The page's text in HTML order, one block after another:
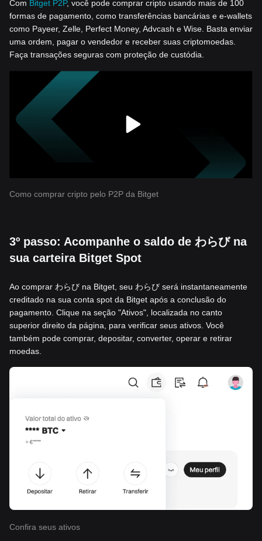
Com Bitget P2P, você pode comprar cripto usando mais de 100
formas de pagamento, como transferências bancárias e e-wallets
como Payeer, Zelle, Perfect Money, Advcash e Wise. Basta enviar
uma ordem, pagar o vendedor e receber suas criptomoedas.
Faça transações seguras com proteção de custódia.
Como comprar cripto pelo P2P da Bitget
3º passo: Acompanhe o saldo de わらび na
sua carteira Bitget Spot
Ao comprar わらび na Bitget, seu わらび será instantaneamente
creditado na sua conta spot da Bitget após a conclusão do
pagamento. Clique na seção "Ativos", localizada no canto
superior direito da página, para verificar seus ativos. Você
também pode comprar, depositar, converter, operar e retirar
moedas.
Confira seus ativos